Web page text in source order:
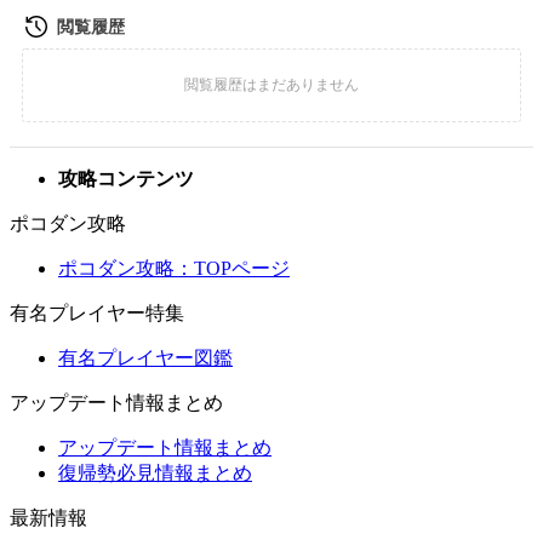
攻略コンテンツ
ポコダン攻略
ポコダン攻略：TOPページ
有名プレイヤー特集
有名プレイヤー図鑑
アップデート情報まとめ
アップデート情報まとめ
復帰勢必見情報まとめ
最新情報